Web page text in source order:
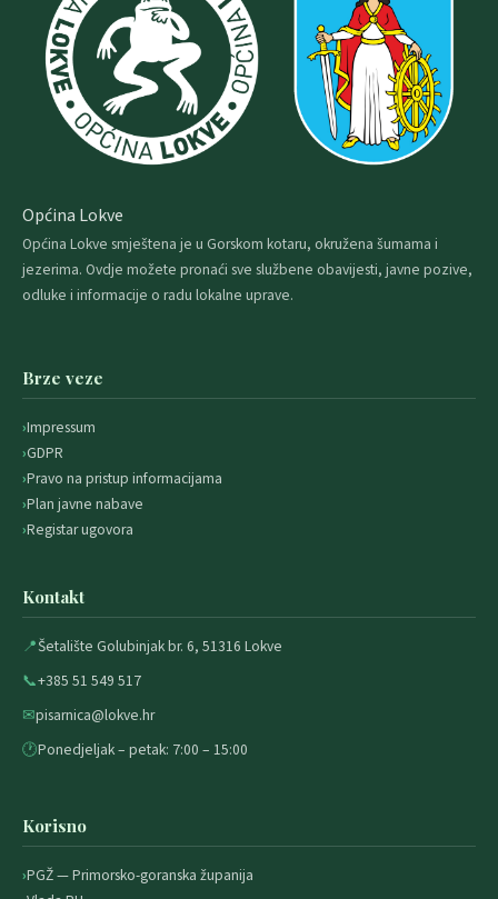
Općina Lokve
Općina Lokve smještena je u Gorskom kotaru, okružena šumama i
jezerima. Ovdje možete pronaći sve službene obavijesti, javne pozive,
odluke i informacije o radu lokalne uprave.
Brze veze
Impressum
GDPR
Pravo na pristup informacijama
Plan javne nabave
Registar ugovora
Kontakt
📍Šetalište Golubinjak br. 6, 51316 Lokve
📞+385 51 549 517
✉pisarnica@lokve.hr
🕐Ponedjeljak – petak: 7:00 – 15:00
Korisno
PGŽ — Primorsko-goranska županija